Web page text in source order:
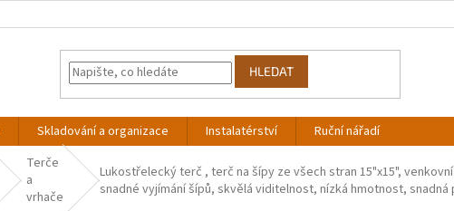
HLEDAT
Skladování a organizace Instalatérství Ruční nářadí
Terče
a
vrhače
Lukostřelecký terč , terč na šípy ze všech stran 15"x15",
snadné vyjímání šípů, skvělá viditelnost, nízká hmotnost,